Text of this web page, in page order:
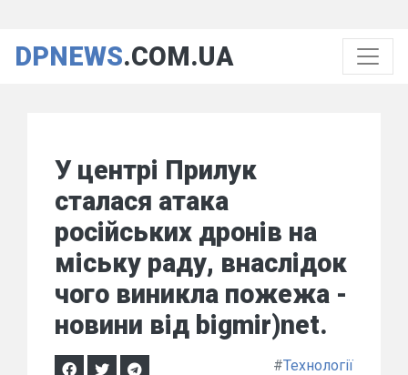
DPNEWS.COM.UA
У центрі Прилук
сталася атака
російських дронів на
міську раду, внаслідок
чого виникла пожежа -
новини від bigmir)net.
#Технології